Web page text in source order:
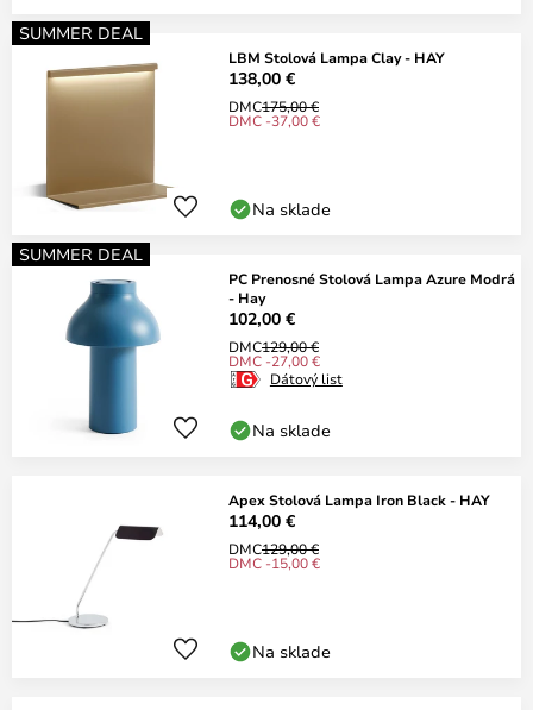
SUMMER DEAL
LBM Stolová Lampa Clay - HAY
138,00 €
DMC175,00 €
DMC -37,00 €
Na sklade
SUMMER DEAL
PC Prenosné Stolová Lampa Azure Modrá
- Hay
102,00 €
DMC129,00 €
DMC -27,00 €
Dátový list
Na sklade
Apex Stolová Lampa Iron Black - HAY
114,00 €
DMC129,00 €
DMC -15,00 €
Na sklade